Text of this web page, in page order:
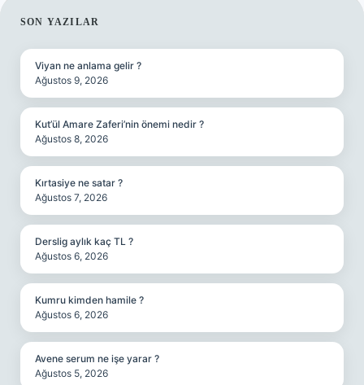
SIDEBAR
SON YAZILAR
Viyan ne anlama gelir ?
Ağustos 9, 2026
Kut’ül Amare Zaferi’nin önemi nedir ?
Ağustos 8, 2026
Kırtasiye ne satar ?
Ağustos 7, 2026
Derslig aylık kaç TL ?
Ağustos 6, 2026
Kumru kimden hamile ?
Ağustos 6, 2026
Avene serum ne işe yarar ?
Ağustos 5, 2026